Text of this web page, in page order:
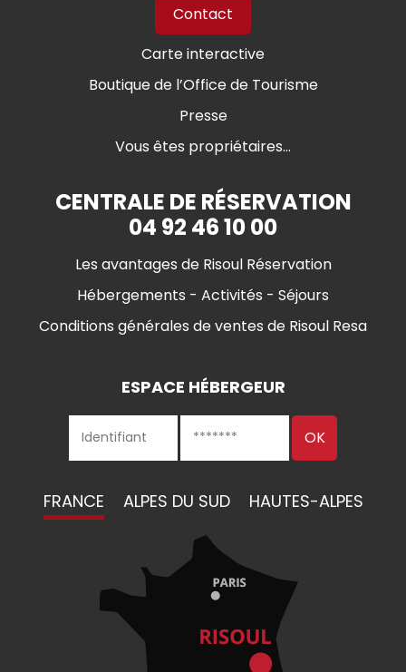
Contact
Carte interactive
Boutique de l’Office de Tourisme
Presse
Vous êtes propriétaires...
CENTRALE DE RÉSERVATION
04 92 46 10 00
Les avantages de Risoul Réservation
Hébergements - Activités - Séjours
Conditions générales de ventes de Risoul Resa
ESPACE HÉBERGEUR
FRANCE ALPES DU SUD HAUTES-ALPES